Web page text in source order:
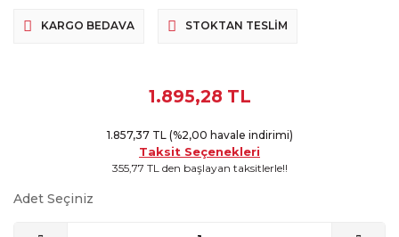
KARGO BEDAVA STOKTAN TESLIM
1.895,28 TL
1.857,37 TL (%2,00 havale indirimi)
Taksit Seçenekleri
355,77 TL den başlayan taksitlerle!!
Adet Seçiniz